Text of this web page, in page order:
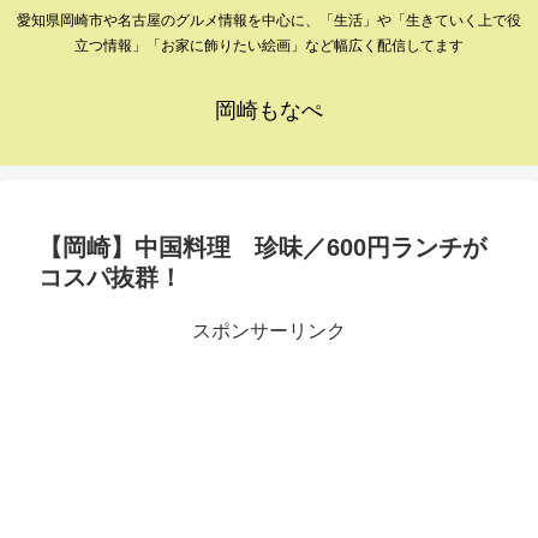
愛知県岡崎市や名古屋のグルメ情報を中心に、「生活」や「生きていく上で役
立つ情報」「お家に飾りたい絵画」など幅広く配信してます
岡崎もなぺ
【岡崎】中国料理 珍味／600円ランチが
コスパ抜群！
スポンサーリンク